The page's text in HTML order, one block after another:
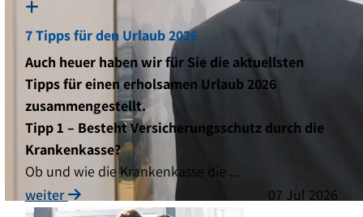
7 Tipps für den Urlaub 2026
Auch heuer haben wir für Sie die aktuellsten
Tipps für einen erholsamen Urlaub 2026
zusammengestellt.
Tipp 1 – Besteht Versicherungsschutz durch die
Krankenkasse?
Ob und wie die Krankenkasse die ...
weiter
07 Jul 2026